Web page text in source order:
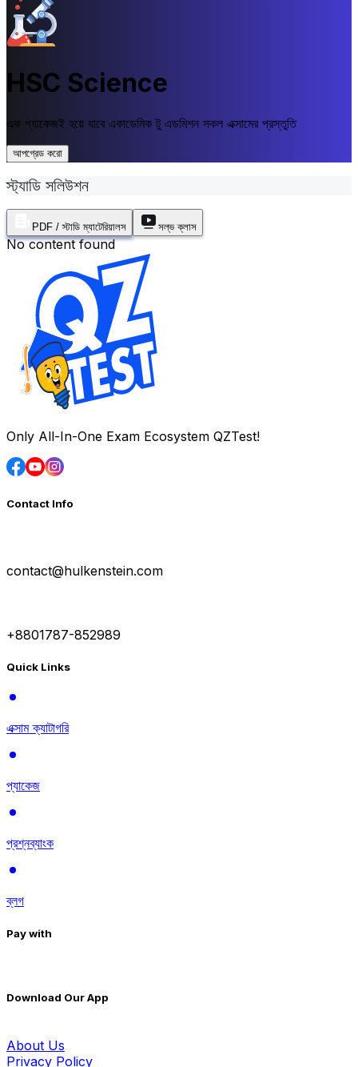
HSC Science
এক প্যাকেজই হয়ে যাবে একাডেমিক টু এডমিশন সকল এক্সামের প্রস্তুতি
আপগ্রেড করো
স্ট্যাডি সলিউশন
PDF / স্টাডি ম্যাটেরিয়ালস সল্ভ ক্লাস
No content found
Only All-In-One Exam Ecosystem QZTest!
Contact Info
contact@hulkenstein.com
+8801787-852989
Quick Links
এক্সাম ক্যাটাগরি
প্যাকেজ
প্রশ্নব্যাংক
ব্লগ
Pay with
Download Our App
About Us
Privacy Policy